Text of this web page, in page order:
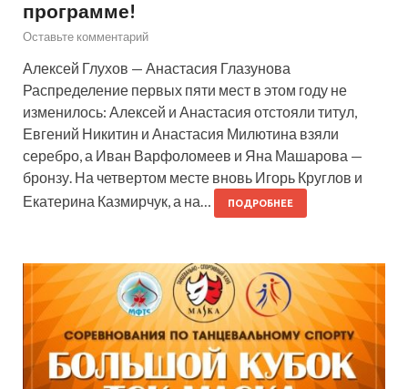
программе!
Оставьте комментарий
Алексей Глухов — Анастасия Глазунова
Распределение первых пяти мест в этом году не
изменилось: Алексей и Анастасия отстояли титул,
Евгений Никитин и Анастасия Милютина взяли
серебро, а Иван Варфоломеев и Яна Машарова —
бронзу. На четвертом месте вновь Игорь Круглов и
Екатерина Казмирчук, а на…
ПОДРОБНЕЕ